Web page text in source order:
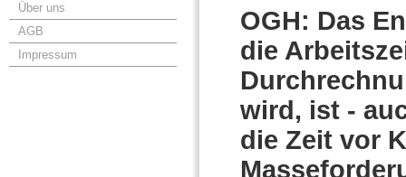
Über uns
AGB
Impressum
OGH: Das
die
wird, ist -
die Zeit vor